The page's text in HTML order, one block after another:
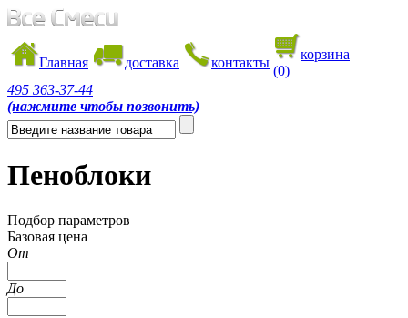
Главная доставка контакты
корзина
(0)
495 363-37-44
(нажмите чтобы позвонить)
Пеноблоки
Подбор параметров
Базовая цена
От
До